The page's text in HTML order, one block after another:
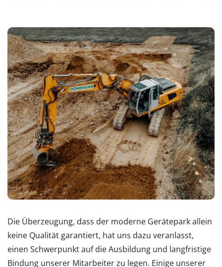
Die Überzeugung, dass der moderne Gerätepark allein
keine Qualität garantiert, hat uns dazu veranlasst,
einen Schwerpunkt auf die Ausbildung und langfristige
Bindung unserer Mitarbeiter zu legen. Einige unserer